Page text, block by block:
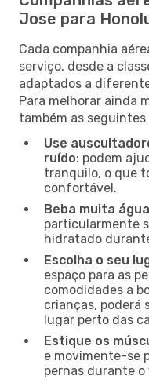
Jose para
Cada companhia
serviço, desde a
adaptados a
Para melhorar ainda
também as seguintes
Use
ruído: podem
tranquilo, o que
confortável.
Beba muita água
particularmente
hidratado
Escolha o seu
espaço para as
comodidades a
crianças, poderá
lugar perto das
Estique os
e movimente-se
pernas durante o